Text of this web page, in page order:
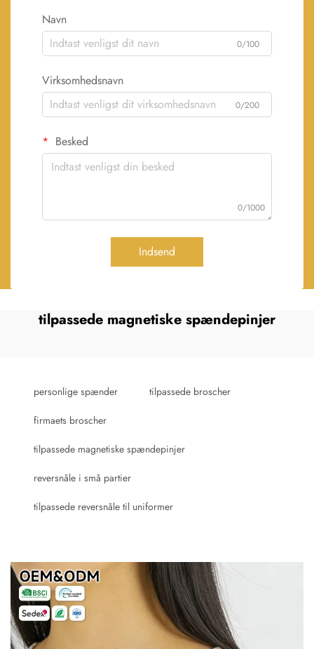
Navn
0/100
Virksomhedsnavn
0/200
Besked
0/1000
Indsend
tilpassede magnetiske spændepinjer
personlige spænder tilpassede broscher
firmaets broscher
tilpassede magnetiske spændepinjer
reversnåle i små partier
tilpassede reversnåle til uniformer